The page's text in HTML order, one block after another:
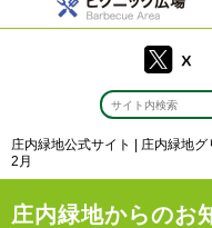
庄内緑地公式サイト | 庄内緑地
2月
庄内緑地からのお